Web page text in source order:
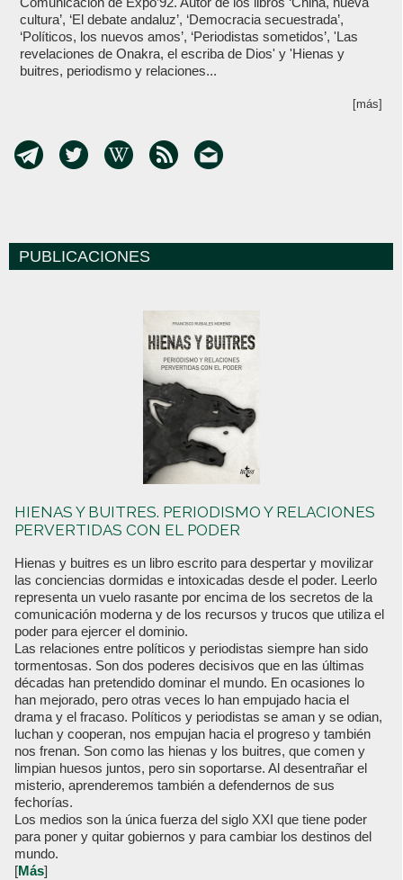
cultura’, ‘El debate andaluz’, ‘Democracia secuestrada’,
‘Políticos, los nuevos amos’, ‘Periodistas sometidos’, 'Las
revelaciones de Onakra, el escriba de Dios' y 'Hienas y
buitres, periodismo y relaciones...
[más]
PUBLICACIONES
HIENAS Y BUITRES. PERIODISMO Y RELACIONES
PERVERTIDAS CON EL PODER
Hienas y buitres es un libro escrito para despertar y movilizar
las conciencias dormidas e intoxicadas desde el poder. Leerlo
representa un vuelo rasante por encima de los secretos de la
comunicación moderna y de los recursos y trucos que utiliza el
poder para ejercer el dominio.
Las relaciones entre políticos y periodistas siempre han sido
tormentosas. Son dos poderes decisivos que en las últimas
décadas han pretendido dominar el mundo. En ocasiones lo
han mejorado, pero otras veces lo han empujado hacia el
drama y el fracaso. Políticos y periodistas se aman y se odian,
luchan y cooperan, nos empujan hacia el progreso y también
nos frenan. Son como las hienas y los buitres, que comen y
limpian huesos juntos, pero sin soportarse. Al desentrañar el
misterio, aprenderemos también a defendernos de sus
fechorías.
Los medios son la única fuerza del siglo XXI que tiene poder
para poner y quitar gobiernos y para cambiar los destinos del
mundo.
[Más]